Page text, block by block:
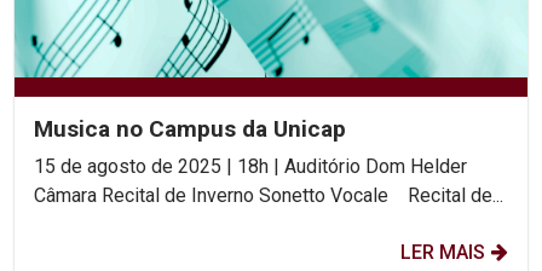
Musica no Campus da Unicap
15 de agosto de 2025 | 18h | Auditório Dom Helder
Câmara Recital de Inverno Sonetto Vocale Recital de...
LER MAIS